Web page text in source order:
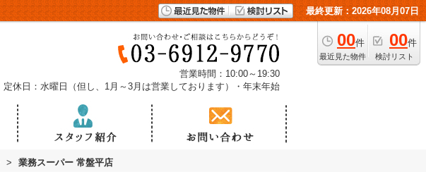
最終更新：2026年08月07日
00件
最近見た物件
00件
検討リスト
営業時間：10:00～19:30
定休日：水曜日（但し、1月～3月は営業しております）・年末年始
> 業務スーパー 常盤平店